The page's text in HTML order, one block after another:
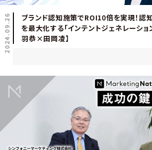
2024.09.26
ブランド認知施策でROI10倍を実現！認
を最大化する「インテントジェネレーショ
羽恭×田岡凌】